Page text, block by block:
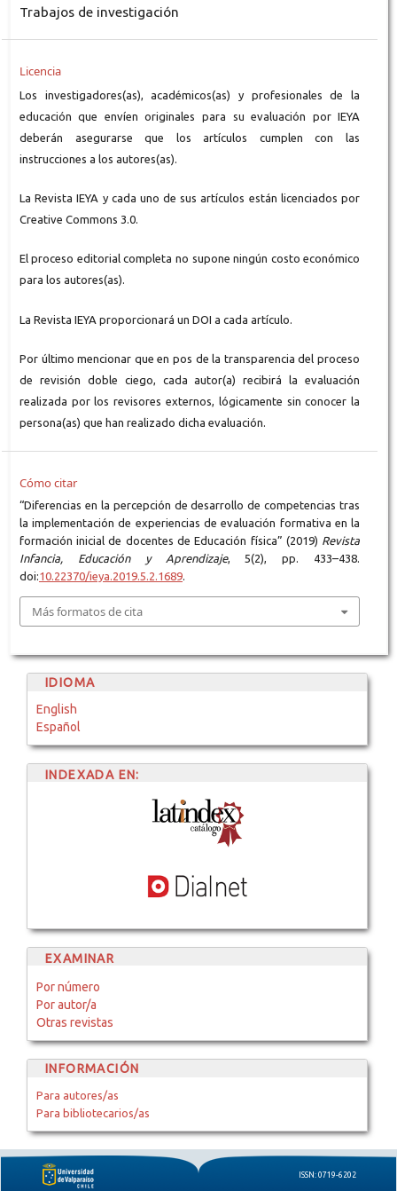
Trabajos de investigación
Licencia
Los investigadores(as), académicos(as) y profesionales de la
educación que envíen originales para su evaluación por IEYA
deberán asegurarse que los artículos cumplen con las
instrucciones a los autores(as).
La Revista IEYA y cada uno de sus artículos están licenciados por
Creative Commons 3.0.
El proceso editorial completa no supone ningún costo económico
para los autores(as).
La Revista IEYA proporcionará un DOI a cada artículo.
Por último mencionar que en pos de la transparencia del proceso
de revisión doble ciego, cada autor(a) recibirá la evaluación
realizada por los revisores externos, lógicamente sin conocer la
persona(as) que han realizado dicha evaluación.
Cómo citar
“Diferencias en la percepción de desarrollo de competencias tras
la implementación de experiencias de evaluación formativa en la
formación inicial de docentes de Educación física” (2019) Revista
Infancia, Educación y Aprendizaje, 5(2), pp. 433–438.
doi:10.22370/ieya.2019.5.2.1689.
Más formatos de cita
IDIOMA
English
Español
INDEXADA EN:
EXAMINAR
Por número
Por autor/a
Otras revistas
INFORMACIÓN
Para autores/as
Para bibliotecarios/as
ISSN: 0719-6202